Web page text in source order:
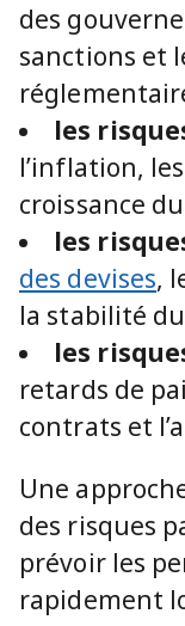
des
sanctions et
les
l’inflation,
croissance
les
des devises,
la stabilité
les
retards de
contrats et
Une
des risques
prévoir les
rapidement